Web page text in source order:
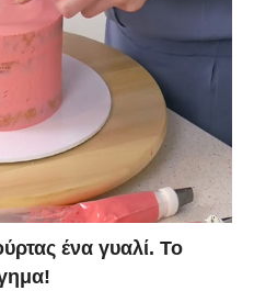
ένα γυαλί. Το